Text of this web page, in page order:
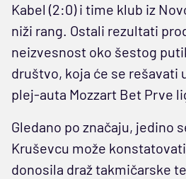
Kabel (2:0) i time klub iz
niži rang. Ostali rezultati
neizvesnost oko šestog
društvo, koja će se rešavati
plej-auta Mozzart Bet Prve
Gledano po značaju, jedino
Kruševcu može
donosila draž takmičarske